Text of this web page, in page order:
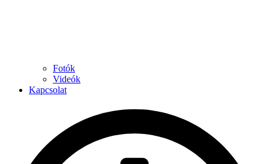
Fotók
Videók
Kapcsolat